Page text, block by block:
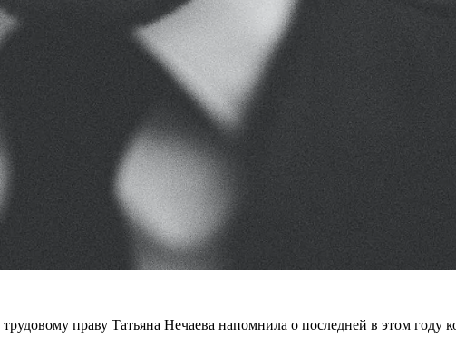
праву Татьяна Нечаева напомнила о последней в этом году